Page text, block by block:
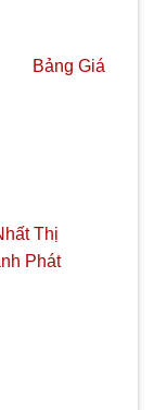
Bảng Giá
Thị
Phát